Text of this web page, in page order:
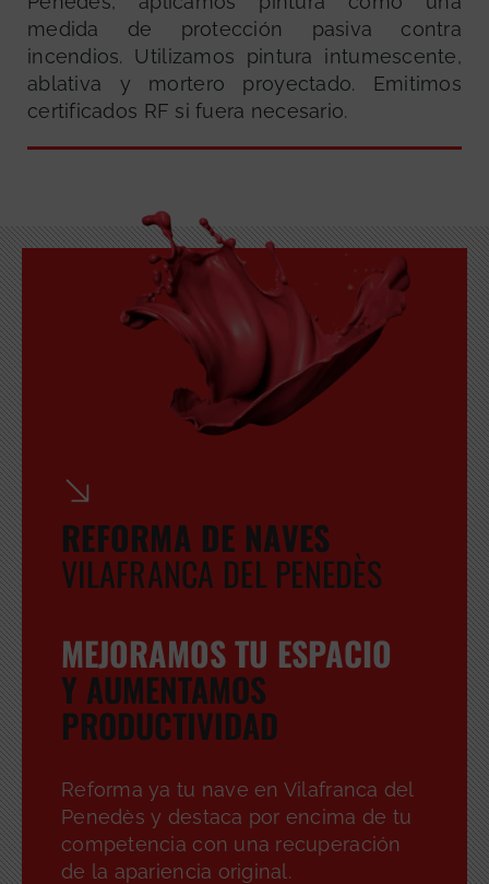
medida de protección pasiva contra
incendios. Utilizamos pintura intumescente,
ablativa y mortero proyectado. Emitimos
certificados RF si fuera necesario.
REFORMA DE NAVES
VILAFRANCA DEL PENEDÈS
MEJORAMOS TU ESPACIO
Y AUMENTAMOS
PRODUCTIVIDAD
Reforma ya tu nave en Vilafranca del
Penedès y destaca por encima de tu
competencia con una recuperación
de la apariencia original.
GRATUITA